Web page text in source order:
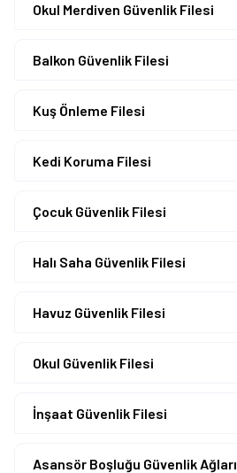
Okul Merdiven Güvenlik Filesi
Balkon Güvenlik Filesi
Kuş Önleme Filesi
Kedi Koruma Filesi
Çocuk Güvenlik Filesi
Halı Saha Güvenlik Filesi
Havuz Güvenlik Filesi
Okul Güvenlik Filesi
İnşaat Güvenlik Filesi
Asansör Boşluğu Güvenlik Ağları